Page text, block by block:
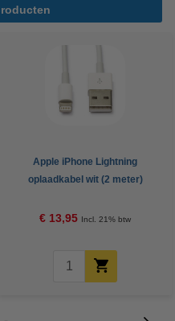
Apple iPhone Lightning
oplaadkabel wit (2 meter)
€ 13,95 Incl. 21% btw